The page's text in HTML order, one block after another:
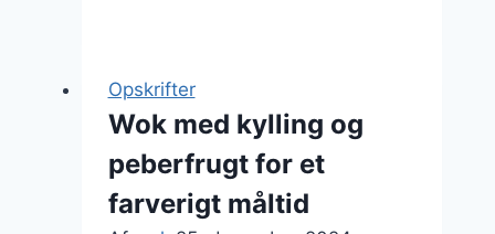
for
varme
fans
Opskrifter
Wok med kylling og
peberfrugt for et
farverigt måltid